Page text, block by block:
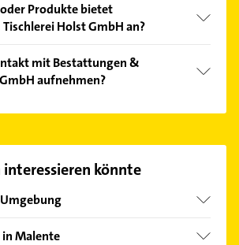
Brandschutz, Dachausbau
Produkte bietet
Holst GmbH an?
Holzfenster und
mit Bestattungen &
aufnehmen?
Kontaktdaten
interessieren könnte
in Malente